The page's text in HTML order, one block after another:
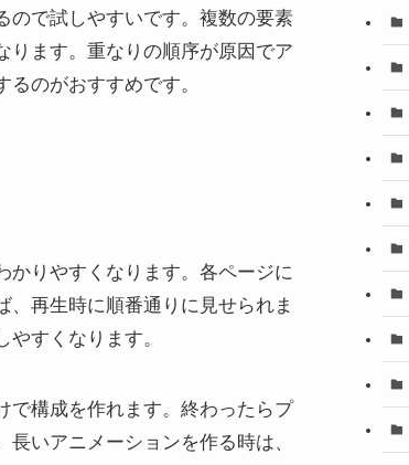
ので試しやすいです。複数の要素
ります。重なりの順序が原因でア
のがおすすめです。
かりやすくなります。各ページに
再生時に順番通りに見せられま
すくなります。
で構成を作れます。終わったらプ
いアニメーションを作る時は、